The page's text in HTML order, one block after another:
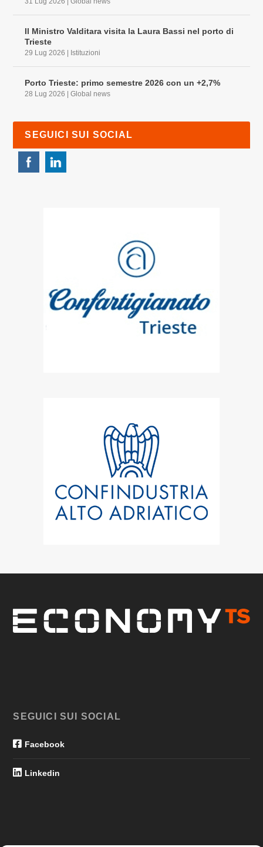
Il Ministro Valditara visita la Laura Bassi nel porto di
Trieste
29 Lug 2026 Istituzioni
Porto Trieste: primo semestre 2026 con un +2,7%
28 Lug 2026 |Global news
SEGUICI SUI SOCIAL
SEGUICI SUI SOCIAL
Facebook
Linkedin